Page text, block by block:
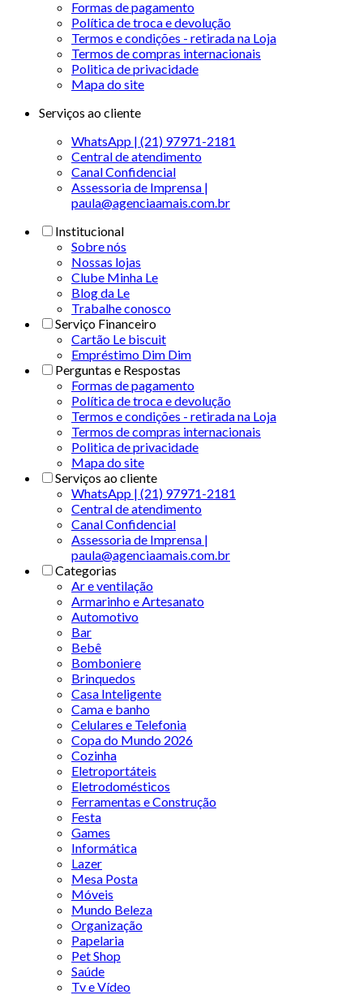
Formas de pagamento
Política de troca e devolução
Termos e condições - retirada na Loja
Termos de compras internacionais
Politica de privacidade
Mapa do site
Serviços ao cliente
WhatsApp | (21) 97971-2181
Central de atendimento
Canal Confidencial
Assessoria de Imprensa |
paula@agenciaamais.com.br
Institucional
Sobre nós
Nossas lojas
Clube Minha Le
Blog da Le
Trabalhe conosco
Serviço Financeiro
Cartão Le biscuit
Empréstimo Dim Dim
Perguntas e Respostas
Formas de pagamento
Política de troca e devolução
Termos e condições - retirada na Loja
Termos de compras internacionais
Politica de privacidade
Mapa do site
Serviços ao cliente
WhatsApp | (21) 97971-2181
Central de atendimento
Canal Confidencial
Assessoria de Imprensa |
paula@agenciaamais.com.br
Categorias
Ar e ventilação
Armarinho e Artesanato
Automotivo
Bar
Bebê
Bomboniere
Brinquedos
Casa Inteligente
Cama e banho
Celulares e Telefonia
Copa do Mundo 2026
Cozinha
Eletroportáteis
Eletrodomésticos
Ferramentas e Construção
Festa
Games
Informática
Lazer
Mesa Posta
Móveis
Mundo Beleza
Organização
Papelaria
Pet Shop
Saúde
Tv e Vídeo